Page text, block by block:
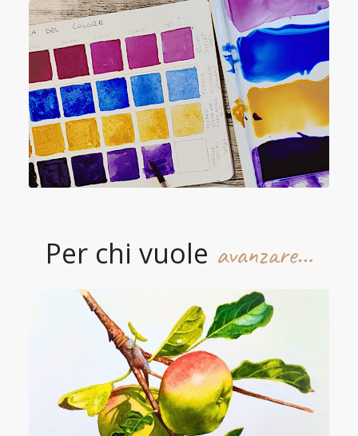
Per chi vuole avanzare…